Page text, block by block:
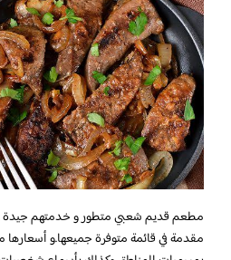
مطعم قديم شعبي متطور و خدمتهم جيدة
مقدمة في قائمة متوفرة جميعها.و